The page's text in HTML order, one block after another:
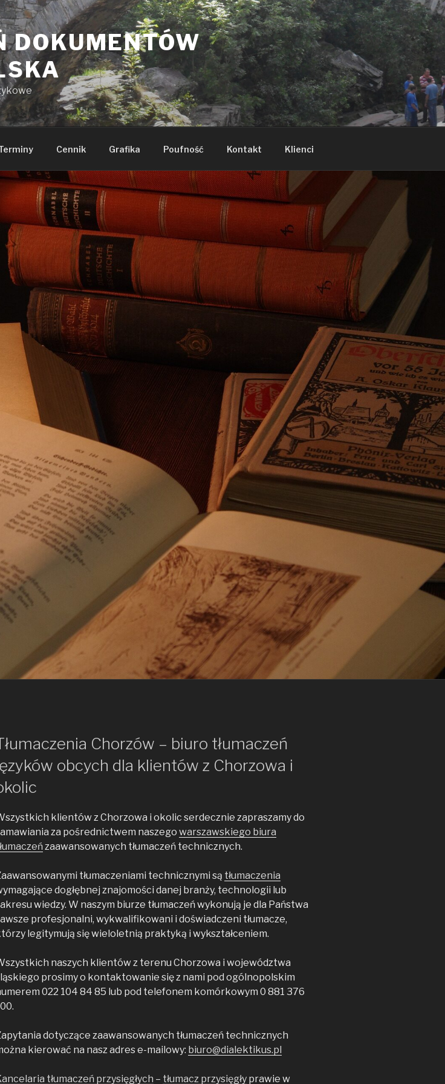
DOKUMENTÓW
Cennik Grafika Poufność Kontakt Klienci
Chorzów – biuro tłumaczeń
obcych dla klientów z Chorzowa i
klientów z Chorzowa i okolic serdecznie zapraszamy do
za pośrednictwem naszego warszawskiego biura
zaawansowanych tłumaczeń technicznych.
tłumaczeniami technicznymi są tłumaczenia
dogłębnej znajomości danej branży, technologii lub
wiedzy. W naszym biurze tłumaczeń wykonują je dla Państwa
profesjonalni, wykwalifikowani i doświadczeni tłumacze,
legitymują się wieloletnią praktyką i wykształceniem.
naszych klientów z terenu Chorzowa i województwa
prosimy o kontaktowanie się z nami pod ogólnopolskim
022 104 84 85 lub pod telefonem komórkowym 0 881 376
dotyczące zaawansowanych tłumaczeń technicznych
kierować na nasz adres e-mailowy: biuro@dialektikus.pl
tłumaczeń przysięgłych – tłumacz przysięgłyprawie w